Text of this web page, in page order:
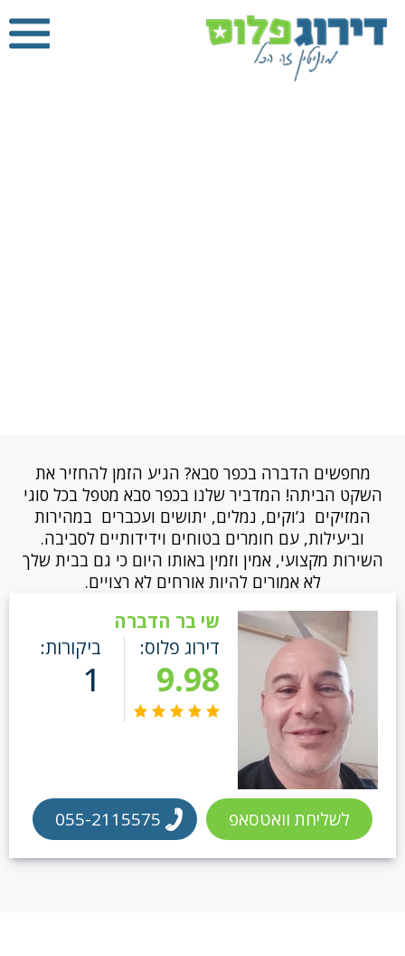
מחפשים הדברה בכפר סבא? הגיע הזמן להחזיר את
השקט הביתה! המדביר שלנו בכפר סבא מטפל בכל סוגי
המזיקים ג’וקים, נמלים, יתושים ועכברים במהירות
וביעילות, עם חומרים בטוחים וידידותיים לסביבה.
השירות מקצועי, אמין וזמין באותו היום כי גם בבית שלך
לא אמורים להיות אורחים לא רצויים.
שי בר הדברה
דירוג פלוס:
9.98
ביקורות:
1
לשליחת וואטסאפ 055-2115575